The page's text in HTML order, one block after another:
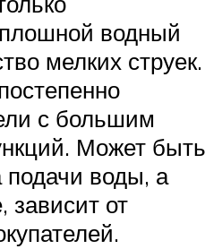
водный
мелких струек.
с большим
Может быть
воды, а
от